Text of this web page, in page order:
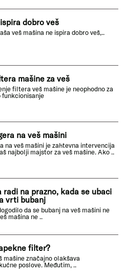
dobro veš
veš mašina ne ispira dobro veš,..
mašine za veš
filtera veš mašine je neophodno za
funkcionisanje
na veš mašini
na veš mašini je zahtevna intervencija
najbolji majstor za veš mašine. Ako ..
radi na prazno, kada se ubaci
vrti bubanj
da se bubanj na veš mašini ne
mašina ne ..
filter?
mašine značajno olakšava
poslove. Međutim, ..